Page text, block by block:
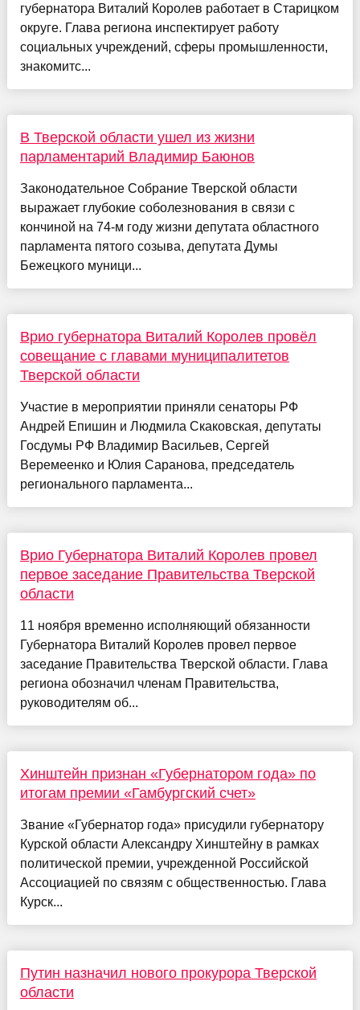
губернатора Виталий Королев работает в Старицком
округе. Глава региона инспектирует работу
социальных учреждений, сферы промышленности,
знакомитс...
В Тверской области ушел из жизни
парламентарий Владимир Баюнов
Законодательное Собрание Тверской области
выражает глубокие соболезнования в связи с
кончиной на 74-м году жизни депутата областного
парламента пятого созыва, депутата Думы
Бежецкого муници...
Врио губернатора Виталий Королев провёл
совещание с главами муниципалитетов
Тверской области
Участие в мероприятии приняли сенаторы РФ
Андрей Епишин и Людмила Скаковская, депутаты
Госдумы РФ Владимир Васильев, Сергей
Веремеенко и Юлия Саранова, председатель
регионального парламента...
Врио Губернатора Виталий Королев провел
первое заседание Правительства Тверской
области
11 ноября временно исполняющий обязанности
Губернатора Виталий Королев провел первое
заседание Правительства Тверской области. Глава
региона обозначил членам Правительства,
руководителям об...
Хинштейн признан «Губернатором года» по
итогам премии «Гамбургский счет»
Звание «Губернатор года» присудили губернатору
Курской области Александру Хинштейну в рамках
политической премии, учрежденной Российской
Ассоциацией по связям с общественностью. Глава
Курск...
Путин назначил нового прокурора Тверской
области